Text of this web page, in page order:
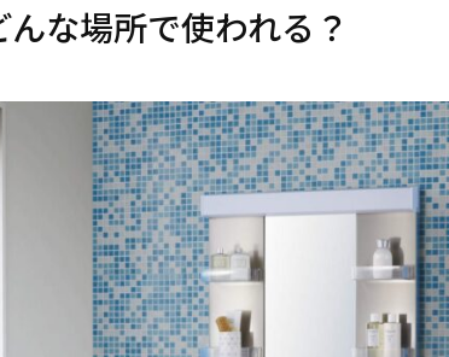
な場所で使われる？